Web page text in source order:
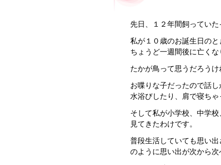
先日、１２年間飼ってい
私が１０歳のお誕生日の
ちょうど一週間後に亡く
たかが鳥って思うだろう
お喋りな子だったので話
水浴びしたり、肩で寝ち
そして私が小学校、中学
見てきたわけです。
普段生活していても思い
のように思い出が次から